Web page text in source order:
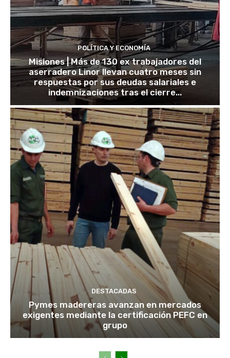
POLÍTICA Y ECONOMÍA
Misiones | Más de 130 ex trabajadores del
aserradero Linor llevan cuatro meses sin
respuestas por sus deudas salariales e
indemnizaciones tras el cierre...
DESTACADAS
Pymes madereras avanzan en mercados
exigentes mediante la certificación PEFC en
grupo